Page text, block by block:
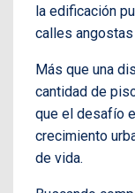
la edificación
calles
Más que una
cantidad de
que el desafío
crecimiento
de vida.